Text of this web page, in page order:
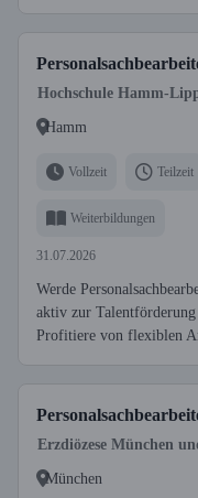
Hochschule Hamm-
Hamm
Vollzeit Teilzeit
Weiterbildungen
31.07.2026
Werde
aktiv zur
Profitiere von flexiblen
Erzdiözese München
München